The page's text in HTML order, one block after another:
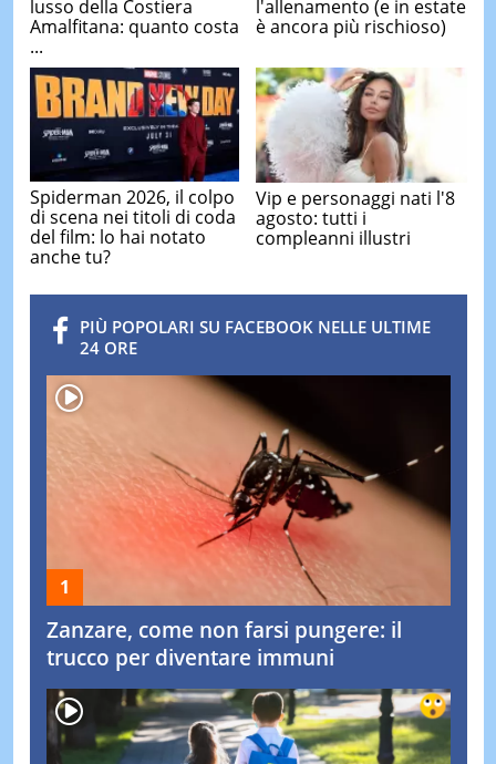
lusso della Costiera
Amalfitana: quanto costa
...
l'allenamento (e in estate
è ancora più rischioso)
Spiderman 2026, il colpo
di scena nei titoli di coda
del film: lo hai notato
anche tu?
Vip e personaggi nati l'8
agosto: tutti i
compleanni illustri
PIÙ POPOLARI SU FACEBOOK NELLE ULTIME
24 ORE
Zanzare, come non farsi pungere: il
trucco per diventare immuni